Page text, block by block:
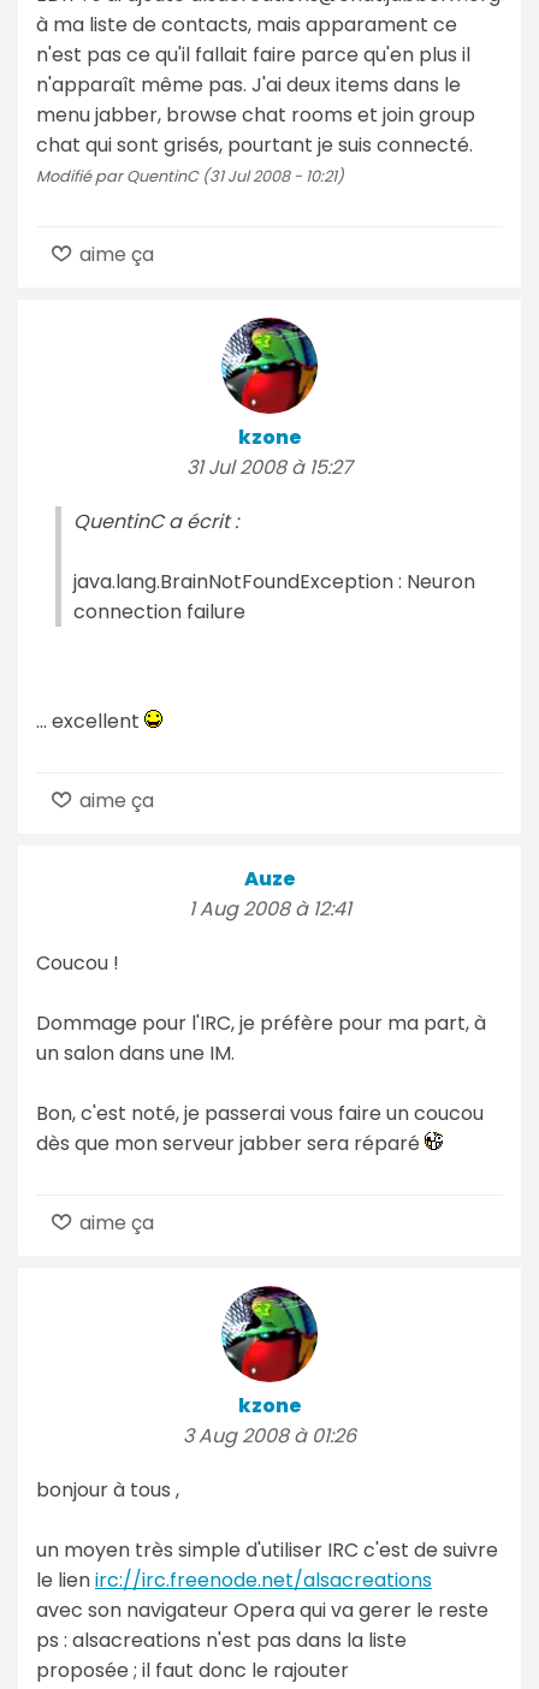
à ma liste de contacts, mais apparament ce
n'est pas ce qu'il fallait faire parce qu'en plus il
n'apparaît même pas. J'ai deux items dans le
menu jabber, browse chat rooms et join group
chat qui sont grisés, pourtant je suis connecté.
Modifié par QuentinC (31 Jul 2008 - 10:21)
aime ça
kzone
31 Jul 2008 à 15:27
QuentinC a écrit :
java.lang.BrainNotFoundException : Neuron
connection failure
... excellent
aime ça
Auze
1 Aug 2008 à 12:41
Coucou !
Dommage pour l'IRC, je préfère pour ma part, à
un salon dans une IM.
Bon, c'est noté, je passerai vous faire un coucou
dès que mon serveur jabber sera réparé
aime ça
kzone
3 Aug 2008 à 01:26
bonjour à tous ,
un moyen très simple d'utiliser IRC c'est de suivre
le lienirc://irc.freenode.net/alsacreations
avec son navigateur Opera qui va gerer le reste
ps : alsacreations n'est pas dans la liste
proposée ; il faut donc le rajouter